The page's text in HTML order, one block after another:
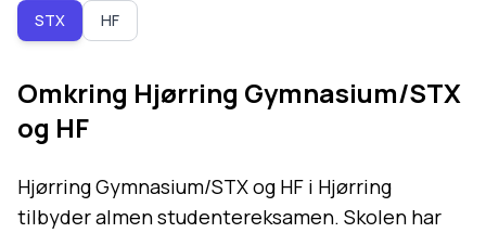
STX HF
Omkring Hjørring Gymnasium/STX
og HF
Hjørring Gymnasium/STX og HF i Hjørring
tilbyder almen studentereksamen. Skolen har